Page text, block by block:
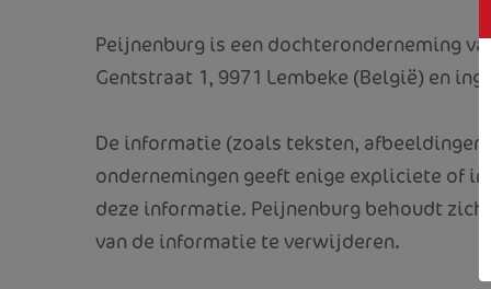
Peijnenburg is een dochteronderneming
Gentstraat 1, 9971 Lembeke (België) en
De informatie (zoals teksten,
ondernemingen geeft enige expliciete of
deze informatie. Peijnenburg behoudt
van de informatie te verwijderen.